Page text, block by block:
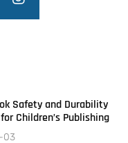
Safety and Durability
Children’s Publishing
03